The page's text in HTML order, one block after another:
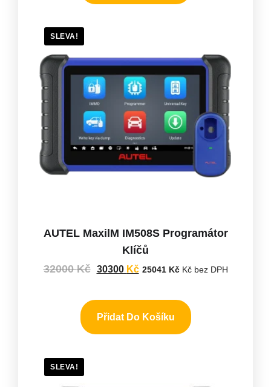
SLEVA!
AUTEL MaxilM IM508S Programátor
Klíčů
32000Kč 30300 Kč 25041 KčKč bez DPH
Přidat Do Košíku
SLEVA!